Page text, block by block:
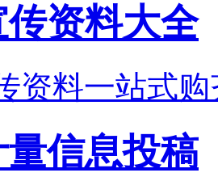
资料大全
资料一站式购
信息投稿